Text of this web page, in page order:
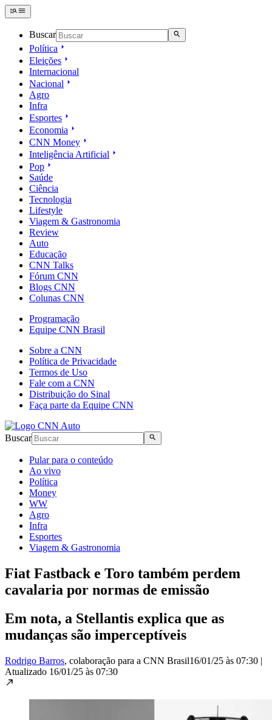
Buscar
Política
Eleições
Internacional
Nacional
Agro
Infra
Esportes
Economia
CNN Money
Inteligência Artificial
Pop
Saúde
Ciência
Tecnologia
Lifestyle
Viagem & Gastronomia
Review
Auto
Educação
CNN Talks
Fórum CNN
Blogs CNN
Colunas CNN
Programação
Equipe CNN Brasil
Sobre a CNN
Política de Privacidade
Termos de Uso
Fale com a CNN
Distribuição do Sinal
Faça parte da Equipe CNN
Buscar
Pular para o conteúdo
Ao vivo
Política
Money
WW
Agro
Infra
Esportes
Viagem & Gastronomia
Fiat Fastback e Toro também perdem
cavalaria por normas de emissão
Em nota, a Stellantis explica que as
mudanças são imperceptíveis
Rodrigo Barros, colaboração para a CNN Brasil16/01/25 às 07:30 |
Atualizado 16/01/25 às 07:30